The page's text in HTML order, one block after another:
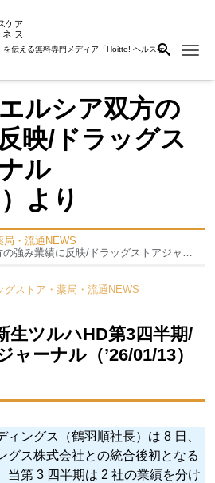
伝える無料専門メディア「Hoitto! ヘルスケ
ルシア双方の
映/ドラッグス
ル
より
局・流通NEWS
に反映/ドラッグストアジャーナル（’26/01/13）より
グストア・薬局・流通NEWS
生ツルハHD第3四半期/
ャーナル（’26/01/13）
ングス（鶴羽順社長）は 8 日、
グス株式会社との統合後初となる
当第 3 四半期は 2 社の業績を分け